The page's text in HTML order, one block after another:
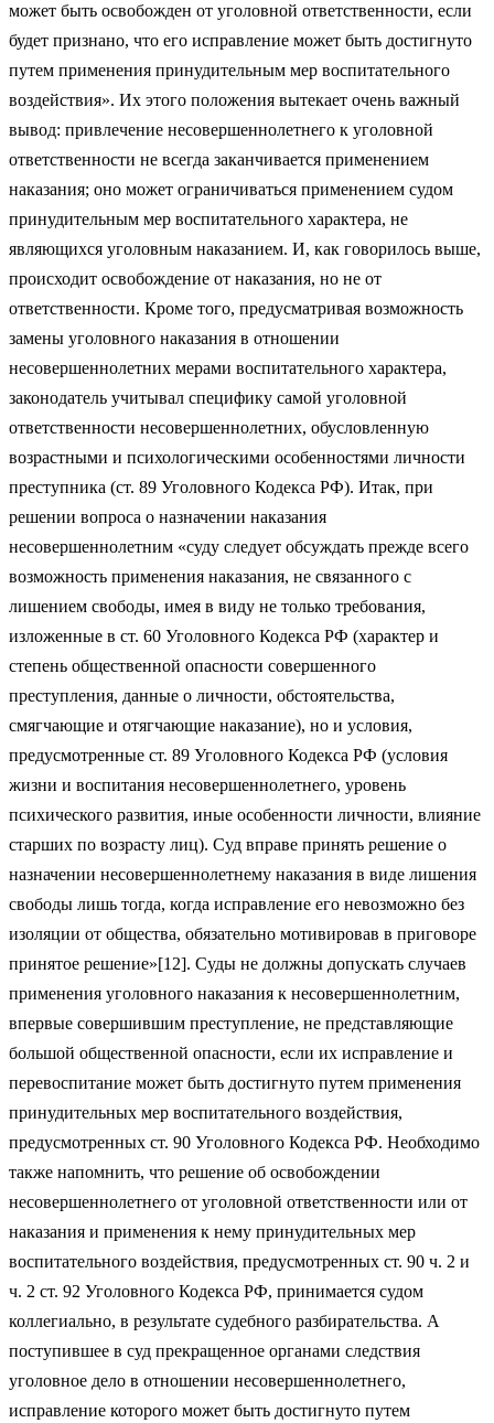
может быть освобожден от уголовной ответственности, если
будет признано, что его исправление может быть достигнуто
путем применения принудительным мер воспитательного
воздействия». Их этого положения вытекает очень важный
вывод: привлечение несовершеннолетнего к уголовной
ответственности не всегда заканчивается применением
наказания; оно может ограничиваться применением судом
принудительным мер воспитательного характера, не
являющихся уголовным наказанием. И, как говорилось выше,
происходит освобождение от наказания, но не от
ответственности. Кроме того, предусматривая возможность
замены уголовного наказания в отношении
несовершеннолетних мерами воспитательного характера,
законодатель учитывал специфику самой уголовной
ответственности несовершеннолетних, обусловленную
возрастными и психологическими особенностями личности
преступника (ст. 89 Уголовного Кодекса РФ). Итак, при
решении вопроса о назначении наказания
несовершеннолетним «суду следует обсуждать прежде всего
возможность применения наказания, не связанного с
лишением свободы, имея в виду не только требования,
изложенные в ст. 60 Уголовного Кодекса РФ (характер и
степень общественной опасности совершенного
преступления, данные о личности, обстоятельства,
смягчающие и отягчающие наказание), но и условия,
предусмотренные ст. 89 Уголовного Кодекса РФ (условия
жизни и воспитания несовершеннолетнего, уровень
психического развития, иные особенности личности, влияние
старших по возрасту лиц). Суд вправе принять решение о
назначении несовершеннолетнему наказания в виде лишения
свободы лишь тогда, когда исправление его невозможно без
изоляции от общества, обязательно мотивировав в приговоре
принятое решение»[12]. Суды не должны допускать случаев
применения уголовного наказания к несовершеннолетним,
впервые совершившим преступление, не представляющие
большой общественной опасности, если их исправление и
перевоспитание может быть достигнуто путем применения
принудительных мер воспитательного воздействия,
предусмотренных ст. 90 Уголовного Кодекса РФ. Необходимо
также напомнить, что решение об освобождении
несовершеннолетнего от уголовной ответственности или от
наказания и применения к нему принудительных мер
воспитательного воздействия, предусмотренных ст. 90 ч. 2 и
ч. 2 ст. 92 Уголовного Кодекса РФ, принимается судом
коллегиально, в результате судебного разбирательства. А
поступившее в суд прекращенное органами следствия
уголовное дело в отношении несовершеннолетнего,
исправление которого может быть достигнуто путем